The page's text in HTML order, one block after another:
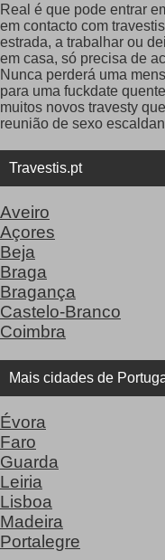
Real é que pode entrar
em contacto com
estrada, a trabalhar ou
em casa, só precisa de
Nunca perderá uma
para uma fuckdate
muitos novos travesty
reunião de sexo
Travestis.pt
Aveiro
Açores
Beja
Braga
Bragança
Castelo-Branco
Coimbra
Mais cidades de
Évora
Faro
Guarda
Leiria
Lisboa
Madeira
Portalegre